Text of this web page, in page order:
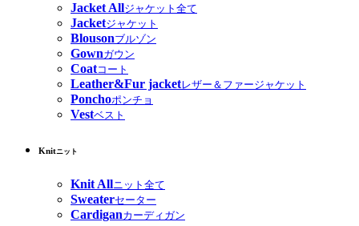
Jacket Allジャケット全て
Jacketジャケット
Blousonブルゾン
Gownガウン
Coatコート
Leather&Fur jacketレザー＆ファージャケット
Ponchoポンチョ
Vestベスト
Knitニット
Knit Allニット全て
Sweaterセーター
Cardiganカーディガン